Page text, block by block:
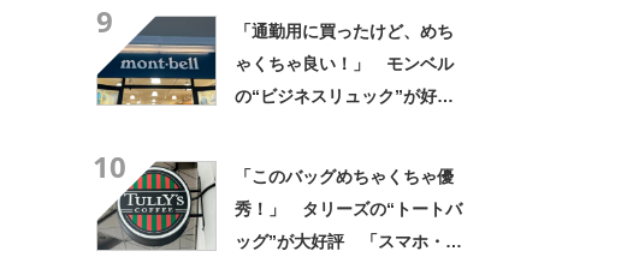
9
「通勤用に買ったけど、めち
ゃくちゃ良い！」 モンベル
の“ビジネスリュック”が好
10
「このバッグめちゃくちゃ優
秀！」 タリーズの“トートバ
ッグ”が大好評 「スマホ・財